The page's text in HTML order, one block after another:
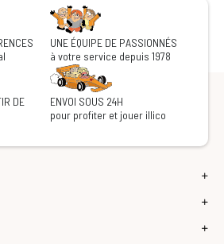
UNE ÉQUIPE DE PASSIONNÉS
à votre service depuis 1978
DE
ENVOI SOUS 24H
pour profiter et jouer illico